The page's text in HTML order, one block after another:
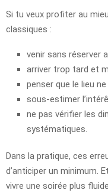
Si tu veux profiter au
classiques :
venir sans réserver
arriver trop tard et
penser que le lieu
sous-estimer
ne pas vérifier les
systématiques.
Dans la pratique, ces
d’anticiper un minimum.
vivre une soirée plus